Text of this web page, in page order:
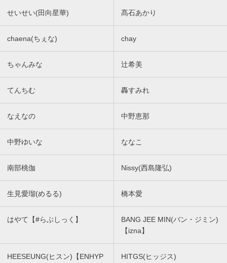
せいせい(田向星華) 髙石あかり
chaena(ちぇな) chay
ちゃんみな 辻希美
てんちむ 轟すみれ
なえなの 中野恵那
中野ゆいな ななこ
南部桃伽 Nissy(西島隆弘)
生見愛瑠(めるる) 橋本愛
はやて【#らぶしっく】
BANG JEE MIN(バン・ジミン)
【izna】
HEESEUNG(ヒスン)【ENHYP
HITGS(ヒッジス)